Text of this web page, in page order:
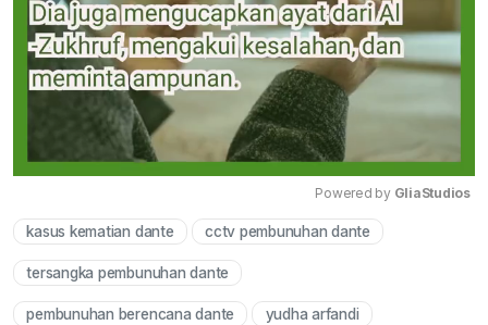
Powered by GliaStudios
kasus kematian dante cctv pembunuhan dante
tersangka pembunuhan dante
pembunuhan berencana dante yudha arfandi